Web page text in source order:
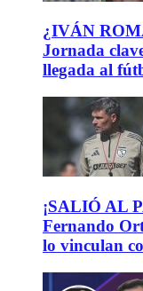
¿IVÁN
Jornada
llegada al
¡SALIÓ AL
Fernando
lo vinculan